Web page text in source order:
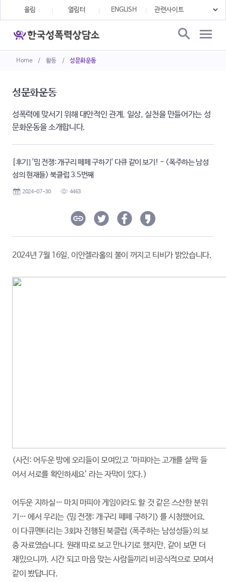
Home / 활동 / 성문화운동
울림 열림터 ENGLISH
성문화운동
성폭력에 맞서기 위해 대안적인 관계, 일상, 실천을 만들어가는 성
문화운동을 소개합니다.
[후기] '밈 전쟁: 개구리 페페 구하기' 다큐 같이 보기! - <폭주하는 남성
성의 현재들> 북클럽 3.5번째
2024-07-30 4463
2024년 7월 16일, 이안젤라홀의 불이 꺼지고 티비가 밝았습니다.
(사진: 어두운 방에 오리들이 모여있고 ‘마피아는 고개를 살짝 들
어서 서로를 확인하세요’ 라는 자막이 있다.)
어두운 지하실… 마치 마피아 게임이라도 할 것 같은 스산한 분위
기… 에서 우리는 <밈 전쟁: 개구리 페페 구하기> 를 시청했어요.
이 다큐멘터리는 3회차 진행된 북클럽 <폭주하는 남성성들>의 보
충 자료였습니다. 원래 따로 보고 만나기로 했지만, 같이 보면 더
재밌으니까. 시간 되고 마음 맞는 사람들끼리 비공식적으로 모여서
같이 봤답니다.